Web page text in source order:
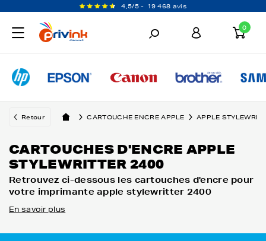
4,5/5 - 19 468 avis
0
Retour CARTOUCHE ENCRE APPLE APPLE
CARTOUCHES D'ENCRE APPLE
STYLEWRITTER 2400
Retrouvez ci-dessous les cartouches d'encre pour
votre imprimante apple stylewritter 2400
En savoir plus